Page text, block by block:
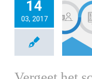
14
03, 2017